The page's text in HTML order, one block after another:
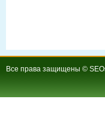
Все права защищены ©